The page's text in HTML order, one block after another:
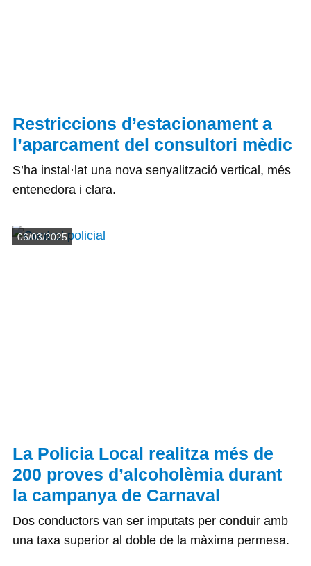
Restriccions d’estacionament a
l’aparcament del consultori mèdic
S’ha instal·lat una nova senyalització vertical, més
entenedora i clara.
La Policia Local realitza més de
200 proves d’alcoholèmia durant
la campanya de Carnaval
Detalls
06/03/2025
Dos conductors van ser imputats per conduir amb
una taxa superior al doble de la màxima permesa.